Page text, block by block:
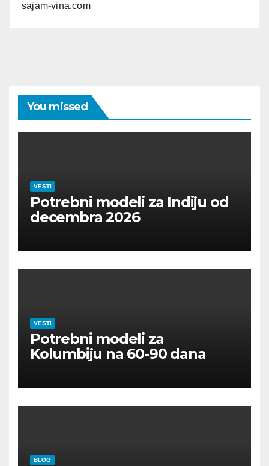
sajam-vina.com
You missed
VESTI
Potrebni modeli za Indiju od
decembra 2026
VESTI
Potrebni modeli za
Kolumbiju na 60-90 dana
BLOG